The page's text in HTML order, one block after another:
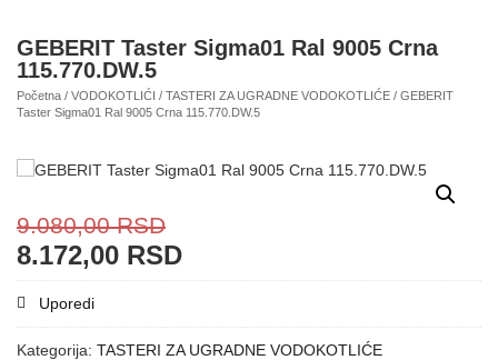
GEBERIT Taster Sigma01 Ral 9005 Crna
115.770.DW.5
Početna / VODOKOTLIĆI / TASTERI ZA UGRADNE VODOKOTLIĆE / GEBERIT
Taster Sigma01 Ral 9005 Crna 115.770.DW.5
9.080,00RSD
8.172,00 RSD
Uporedi
Kategorija: TASTERI ZA UGRADNE VODOKOTLIĆE